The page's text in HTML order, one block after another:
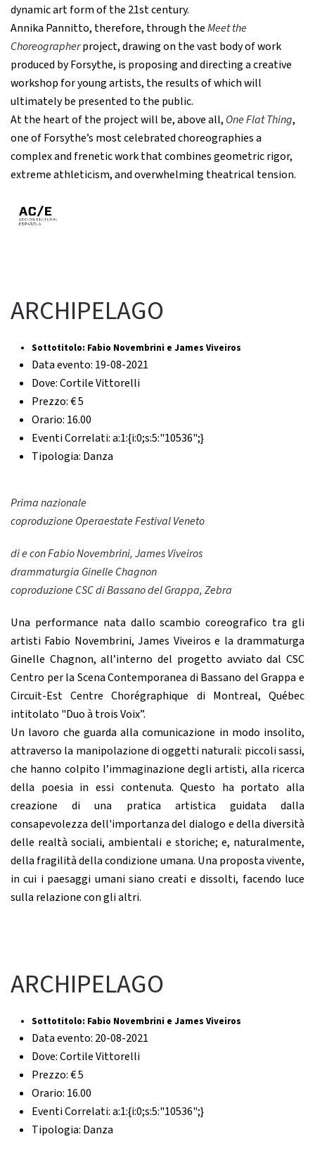
dynamic art form of the 21st century.
Annika Pannitto, therefore, through theMeet the
Choreographerproject, drawing on the vast body of work
produced by Forsythe, is proposing and directing a creative
workshop for young artists, the results of which will
ultimately be presented to the public.
At the heart of the project will be, above all, One Flat Thing,
one of Forsythe’s most celebrated choreographies a
complex and frenetic work that combines geometric rigor,
extreme athleticism, and overwhelming theatrical tension.
ARCHIPELAGO
Sottotitolo: Fabio Novembrini e James Viveiros
Data evento: 19-08-2021
Dove:Cortile Vittorelli
Prezzo:€ 5
Orario: 16.00
Eventi Correlati:a:1:{i:0;s:5:"10536";}
Tipologia: Danza
Prima nazionale
coproduzione Operaestate Festival Veneto
di e con Fabio Novembrini, James Viveiros
drammaturgia Ginelle Chagnon
coproduzione CSC di Bassano del Grappa, Zebra
Una performance nata dallo scambio coreografico tra gli
artisti Fabio Novembrini, James Viveiros e la drammaturga
Ginelle Chagnon, all’interno del progetto avviato dal CSC
Centro per la Scena Contemporanea di Bassano del Grappa e
Circuit-Est Centre Chorégraphique di Montreal, Québec
intitolato "Duo à trois Voix”.
Un lavoro che guarda alla comunicazione in modo insolito,
attraverso la manipolazione di oggetti naturali: piccoli sassi,
che hanno colpito l’immaginazione degli artisti, alla ricerca
della poesia in essi contenuta. Questo ha portato alla
creazione di una pratica artistica guidata dalla
consapevolezza dell'importanza del dialogo e della diversità
delle realtà sociali, ambientali e storiche; e, naturalmente,
della fragilità della condizione umana. Una proposta vivente,
in cui i paesaggi umani siano creati e dissolti, facendo luce
sulla relazione con gli altri.
ARCHIPELAGO
Sottotitolo: Fabio Novembrini e James Viveiros
Data evento: 20-08-2021
Dove:Cortile Vittorelli
Prezzo:€ 5
Orario: 16.00
Eventi Correlati:a:1:{i:0;s:5:"10536";}
Tipologia: Danza